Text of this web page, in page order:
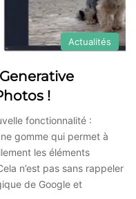
Actualités
!
fonctionnalité :
gomme qui permet à
les éléments
n’est pas sans rappeler
de Google et